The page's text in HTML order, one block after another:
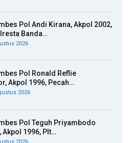
Pol Andi Kirana, Akpol 2002,
Banda…
2026
Pol Ronald Reflie
Akpol 1996, Pecah…
2026
Pol Teguh Priyambodo
Akpol 1996, Plt…